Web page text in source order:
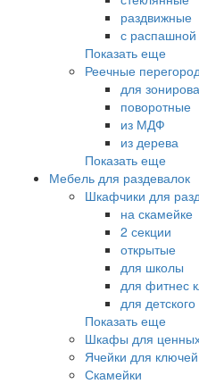
раздвижные
с
Показать еще
Реечные
для
поворотные
из МДФ
из дерева
Показать еще
Мебель для раздевалок
Шкафчики для
на скамейке
2 секции
открытые
для школы
для фитнес
для
Показать еще
Шкафы для
Ячейки для
Скамейки